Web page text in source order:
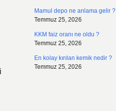
Mamul depo ne anlama gelir ?
Temmuz 25, 2026
KKM faiz oranı ne oldu ?
Temmuz 25, 2026
En kolay kırılan kemik nedir ?
Temmuz 25, 2026